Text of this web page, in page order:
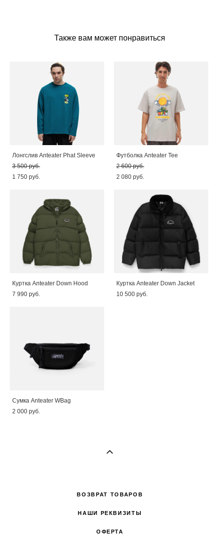
Также вам может понравиться
Лонгслив Anteater Phat Sleeve
3 500 pуб.
1 750 pуб.
Футболка Anteater Tee
2 600 pуб.
2 080 pуб.
Куртка Anteater Down Hood
7 990 pуб.
Куртка Anteater Down Jacket
10 500 pуб.
Сумка Anteater WBag
2 000 pуб.
ВОЗВРАТ ТОВАРОВ
НАШИ РЕКВИЗИТЫ
ОФЕРТА